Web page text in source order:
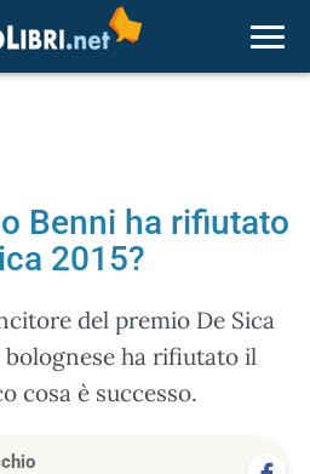
Benni ha rifiutato
2015?
del premio De Sica
bolognese ha rifiutato il
cosa è successo.